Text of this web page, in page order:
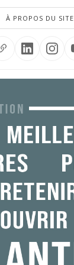
À PROPOS DU SITE